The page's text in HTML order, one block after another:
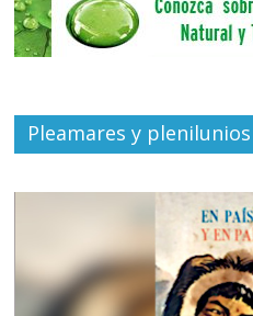
Pleamares y plenilunios